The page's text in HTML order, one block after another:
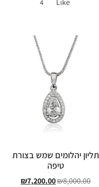
4
תליון יהלומים שמש בצורת
טיפה
₪8,000.00
₪7,200.00